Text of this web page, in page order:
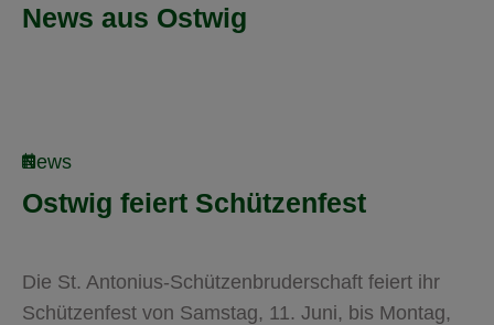
News aus Ostwig
News
Ostwig feiert Schützenfest
Die St. Antonius-Schützenbruderschaft feiert ihr
Schützenfest von Samstag, 11. Juni, bis Montag,